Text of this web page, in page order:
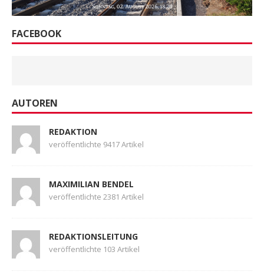
FACEBOOK
AUTOREN
REDAKTION
veröffentlichte 9417 Artikel
MAXIMILIAN BENDEL
veröffentlichte 2381 Artikel
REDAKTIONSLEITUNG
veröffentlichte 103 Artikel